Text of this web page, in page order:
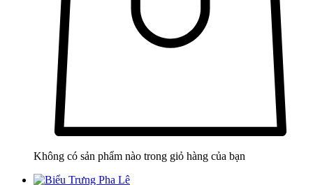
Không có sản phẩm nào trong giỏ hàng của bạn